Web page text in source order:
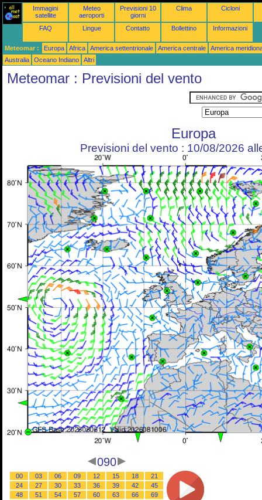
Immagini
satellite
Meteo
aeroporti
Previsioni 10
giorni
Clima Cicloni
FAQ Lingue Contatto Bollettino Informazioni
Meteomar : Europa Africa America settentrionale America centrale
America
Australia
Oceano Indiano Altri
Meteomar : Previsioni del vento
Europa
Previsioni del vento : 10/08/2026
090
00 03 06 09 12 15 18
21
24
27 30 33 36 39 42
45
48
51 54 57 60 63 66
69